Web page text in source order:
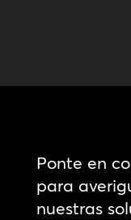
Ponte en
para
nuestras